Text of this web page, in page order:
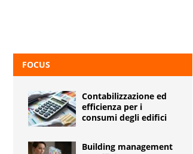
FOCUS
Contabilizzazione ed
efficienza per i
consumi degli edifici
Building management